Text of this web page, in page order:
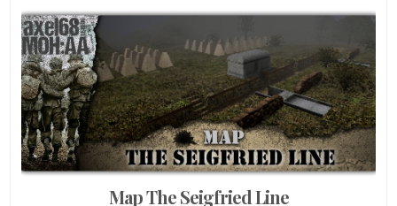
Map The Seigfried Line